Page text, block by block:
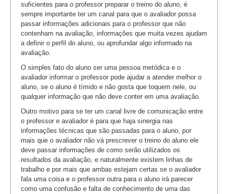
suficientes para o professor preparar o treino do aluno, é
sempre importante ter um canal para que o avaliador possa
passar informações adicionais para o professor que não
contenham na avaliação, informações que muita vezes ajudam
a definir o perfil do aluno, ou aprofundar algo informado na
avaliação.
O simples fato do aluno ser uma pessoa metódica e o
avaliador informar o professor pode ajudar a atender melhor o
aluno, se o aluno é tímido e não gosta que toquem nele, ou
qualquer informação que não deve conter em uma avaliação.
Outro motivo para se ter um canal livre de comunicação entre
o professor e avaliador é para que haja sinergia nas
informações técnicas que são passadas para o aluno, por
mais que o avaliador não vá prescrever o treino do aluno ele
deve passar informações de como serão utilizados os
resultados da avaliação, e naturalmente existem linhas de
trabalho e por mais que ambas estejam certas se o avaliador
fala uma coisa e o professor outra para o aluno irá parecer
como uma confusão e falta de conhecimento de uma das